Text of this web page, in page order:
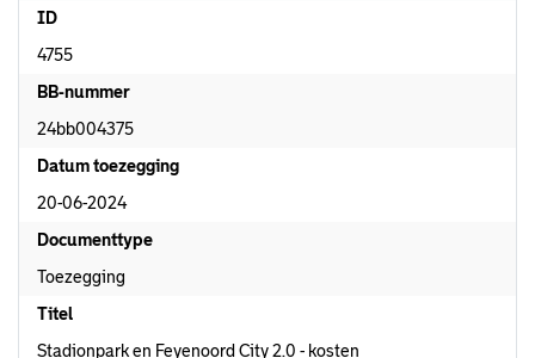
ID
4755
BB-nummer
24bb004375
Datum toezegging
20-06-2024
Documenttype
Toezegging
Titel
Stadionpark en Feyenoord City 2.0 - kosten